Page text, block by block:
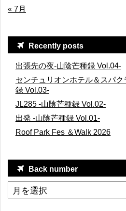
« 7月
Recently posts
出張先の夜-山陰芒種録 Vol.04-
センチュリオンホテル＆スパ
録 Vol.03-
JL285 -山陰芒種録 Vol.02-
出発 -山陰芒種録 Vol.01-
Roof Park Fes ＆Walk 2026
Back number